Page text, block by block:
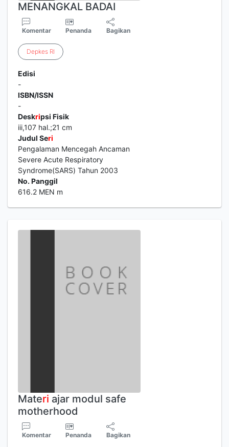
MENANGKAL BADAI
Komentar Penanda Bagikan
Depkes RI
Edisi
-
ISBN/ISSN
-
Deskripsi Fisik
iii,107 hal.;21 cm
Judul Seri
Pengalaman Mencegah Ancaman
Severe Acute Respiratory
Syndrome(SARS) Tahun 2003
No. Panggil
616.2 MEN m
Materi ajar modul safe
motherhood
Komentar Penanda Bagikan